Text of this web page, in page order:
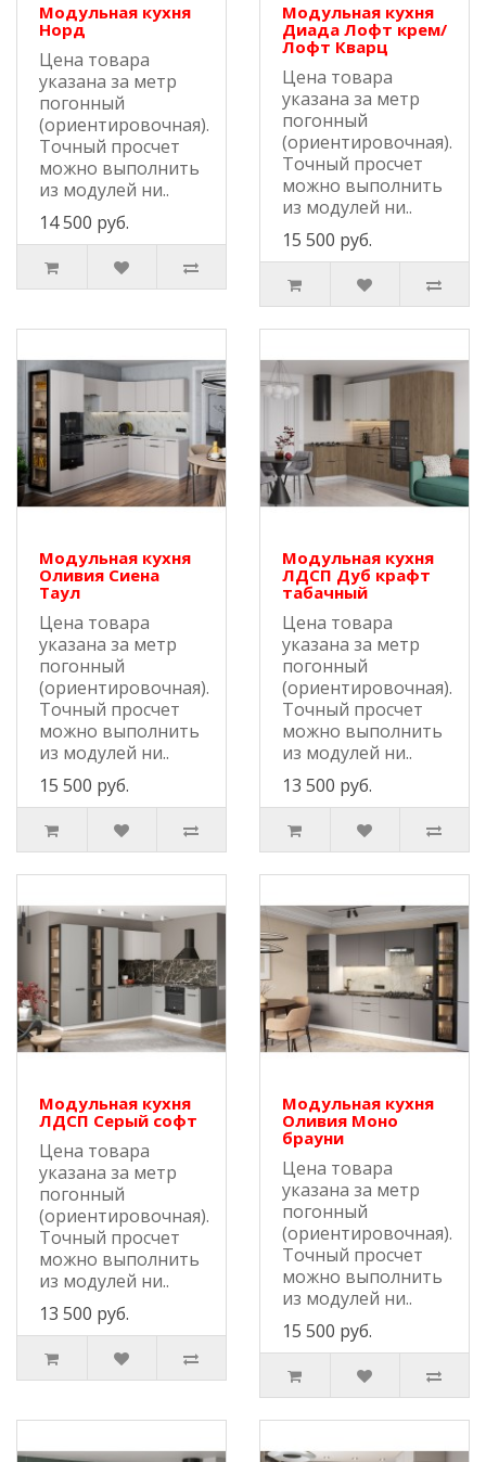
Модульная кухня
Норд
Цена товара
указана за метр
погонный
(ориентировочная).
Точный просчет
можно выполнить
из модулей ни..
14 500 руб.
Модульная кухня
Диада Лофт крем/
Лофт Кварц
Цена товара
указана за метр
погонный
(ориентировочная).
Точный просчет
можно выполнить
из модулей ни..
15 500 руб.
Модульная кухня
Оливия Сиена
Таул
Цена товара
указана за метр
погонный
(ориентировочная).
Точный просчет
можно выполнить
из модулей ни..
15 500 руб.
Модульная кухня
ЛДСП Дуб крафт
табачный
Цена товара
указана за метр
погонный
(ориентировочная).
Точный просчет
можно выполнить
из модулей ни..
13 500 руб.
Модульная кухня
ЛДСП Серый софт
Цена товара
указана за метр
погонный
(ориентировочная).
Точный просчет
можно выполнить
из модулей ни..
13 500 руб.
Модульная кухня
Оливия Моно
брауни
Цена товара
указана за метр
погонный
(ориентировочная).
Точный просчет
можно выполнить
из модулей ни..
15 500 руб.